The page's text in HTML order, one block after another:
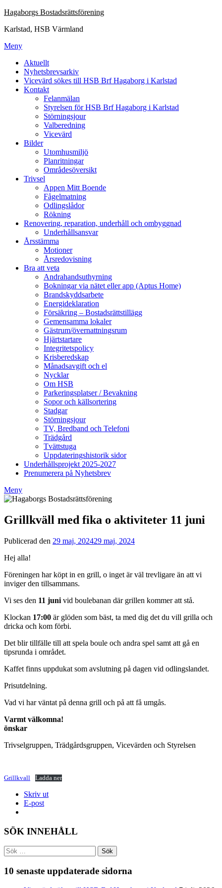
Hoppa
innehåll
Hagaborgs Bostadsrättsförening
Karlstad, HSB Värmland
Meny
Aktuellt
Nyhetsbrevsarkiv
Vicevärd sökes till HSB Brf Hagaborg i Karlstad
Kontakt
Felanmälan
Styrelsen för HSB Brf Hagaborg i Karlstad
Störningsjour
Valberedning
Vicevärd
Bilder
Utomhusmiljö
Planritningar
Områdesöversikt
Trivsel
Appen Mitt Boende
Fågelmatning
Odlingslådor
Rökning
Renovering, reparation, underhåll och ombyggnad
Underhållsansvar
Årsstämma
Motioner
Årsredovisning
Bra att veta
Andrahandsuthyrning
Bokningar via nätet eller app (Aptus Home)
Brandskyddsarbete
Energideklaration
Försäkring – Bostadsrättstillägg
Gemensamma lokaler
Gästrum/övernattningsrum
Hjärtstartare
Integritetspolicy
Krisberedskap
Månadsavgift och el
Nycklar
Om HSB
Parkeringsplatser / Bevakning
Sopor och källsortering
Stadgar
Störningsjour
TV, Bredband och Telefoni
Trädgård
Tvättstuga
Uppdateringshistorik sidor
Underhållsprojekt 2025-2027
Prenumerera på Nyhetsbrev
Meny
Grillkväll med fika o aktiviteter 11 juni
Publicerad den 29 maj, 202429 maj, 2024
Hej alla!
Föreningen har köpt in en grill, o inget är väl trevligare än att vi
inviger den tillsammans.
Vi ses den 11 juni vid boulebanan där grillen kommer att stå.
Klockan 17:00 är glöden som bäst, ta med dig det du vill grilla och
dricka och kom förbi.
Det blir tillfälle till att spela boule och andra spel samt att gå en
tipsrunda i området.
Kaffet finns uppdukat som avslutning på dagen vid odlingslandet.
Prisutdelning.
Vad vi har väntat på denna grill och på att få umgås.
Varmt välkomna!
önskar
Trivselgruppen, Trädgårdsgruppen, Vicevärden och Styrelsen
Grillkvall Ladda ner
Skriv ut
E-post
SÖK INNEHÅLL
Sök
efter:
10 senaste uppdaterade sidorna